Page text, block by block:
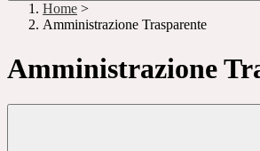
Home >
Amministrazione Trasparente
Amministrazione